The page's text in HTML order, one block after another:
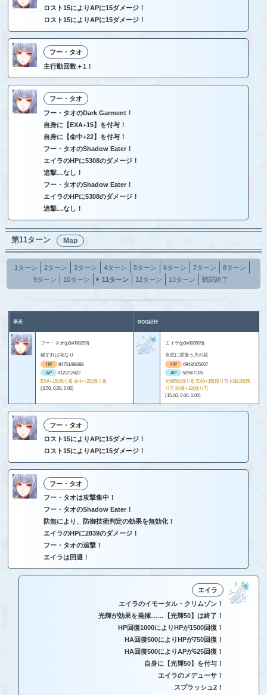
ロスト15によりAPに15ダメージ！
ロスト15によりAPに15ダメージ！
フー・タオ
主行動回数＋1！
フー・タオ
フー・タオのDark Garment！
自身に【EXA+15】を付与！
自身に【命中+22】を付与！
フー・タオのShadow Eater！
エイラのHPに5308のダメージ！
追撃…なし！
フー・タオのShadow Eater！
エイラのHPに5308のダメージ！
追撃…なし！
第11ターン Map
1ターン 2ターン 3ターン 4ターン 5ターン 6ターン 7ターン
8ターン
9ターン
10ターン 11ターン 12ターン 13ターン 戦闘終了
旱天 ROO紀行
フー・タオ(p3x008299)
秘すれば花なり
HP
84751/88688
AP
8122/12622
EXA+15(残り8) 命中+22(残り8)
(3.50, 0.00, 0.00)
エイラ(p3x008595)
水底に揺蕩う月の花
HP
6943/105007
AP
5255/7105
光輝50(残り8) EXA+15(残り7) 封殺20(残
り7) 回避+12(残り7)
(15.00, 0.00, 0.00)
フー・タオ
ロスト15によりAPに15ダメージ！
ロスト15によりAPに15ダメージ！
フー・タオ
フー・タオは攻撃集中！
フー・タオのShadow Eater！
防無により、防御技術判定の効果を無効化！
エイラのHPに2839のダメージ！
フー・タオの追撃！
エイラは回避！
エイラ
エイラのイモータル・クリムゾン！
光輝が効果を発揮……【光輝50】は終了！
HP回復1000によりHPが1500回復！
HA回復500によりHPが750回復！
HA回復500によりAPが625回復！
自身に【光輝50】を付与！
エイラのメデューサ！
スプラッシュ2！